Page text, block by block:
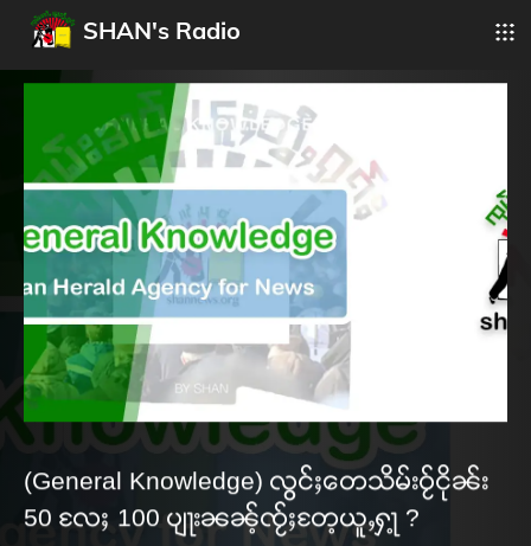
SHAN's Radio
(General Knowledge) လွင်ႈတေသိမ်းဝႂ်ငိုၼ်း
50 လႄႈ 100 ပျႃးၼၼ့်ၸႂ်ႈတႄ့ယူႇႁႃ့ ?